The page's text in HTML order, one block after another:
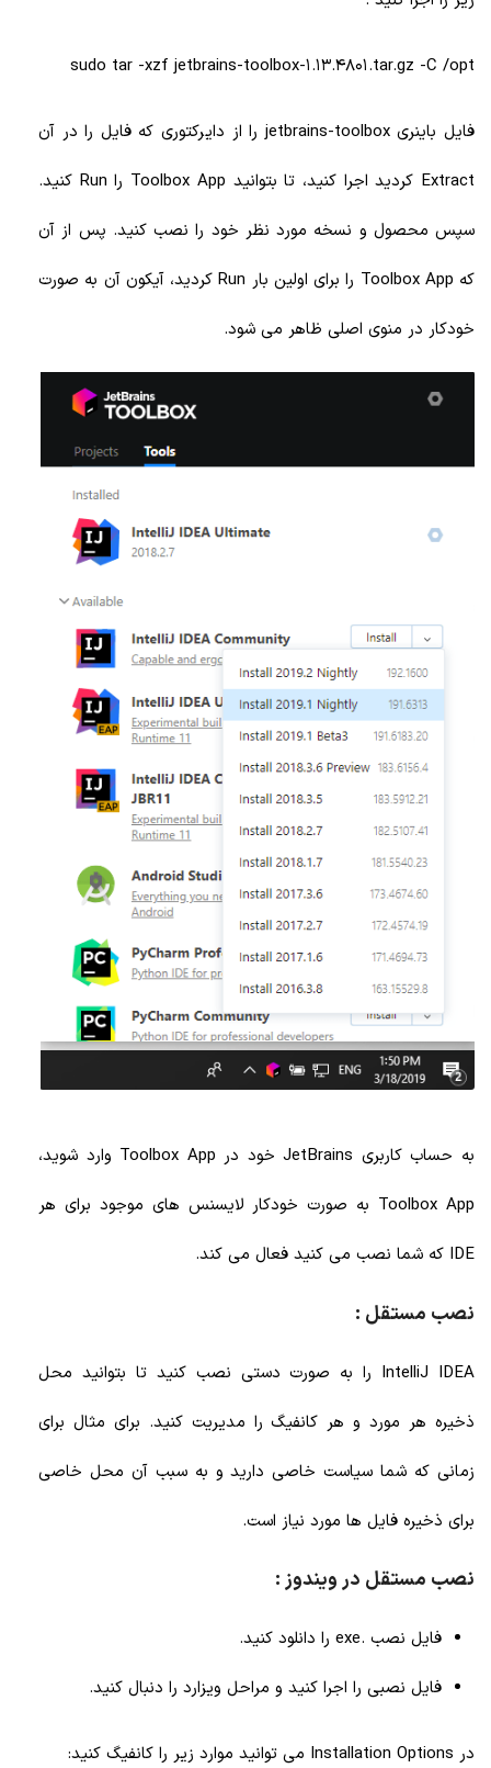
sudo tar -xzf jetbrains-toolbox-1.13.4801.tar.gz -C /opt
فایل باینری jetbrains-toolbox را از دایرکتوری که فایل را در آن
Extract کردید اجرا کنید، تا بتوانید Toolbox App را Run کنید.
سپس محصول و نسخه مورد نظر خود را نصب کنید. پس از آن
که Toolbox App را برای اولین بار Run کردید، آیکون آن به صورت
خودکار در منوی اصلی ظاهر می شود.
به حساب کاربری JetBrains خود در Toolbox App وارد شوید،
Toolbox App به صورت خودکار لایسنس های موجود برای هر
IDE که شما نصب می کنید فعال می کند.
نصب مستقل :
IntelliJ IDEA را به صورت دستی نصب کنید تا بتوانید محل
ذخیره هر مورد و هر کانفیگ را مدیریت کنید. برای مثال برای
زمانی که شما سیاست خاصی دارید و به سبب آن محل خاصی
برای ذخیره فایل ها مورد نیاز است.
نصب مستقل در ویندوز :
فایل نصب .exe را دانلود کنید.
فایل نصبی را اجرا کنید و مراحل ویزارد را دنبال کنید.
در Installation Options می توانید موارد زیر را کانفیگ کنید: